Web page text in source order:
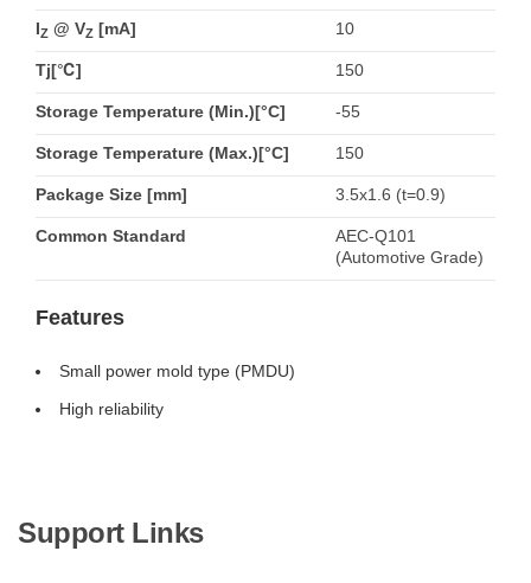
IZ @ VZ [mA] 10
Tj[℃] 150
Storage Temperature (Min.)[°C] -55
Storage Temperature (Max.)[°C] 150
Package Size [mm] 3.5x1.6 (t=0.9)
Common Standard
AEC-Q101
(Automotive Grade)
Features
Small power mold type (PMDU)
High reliability
Support Links